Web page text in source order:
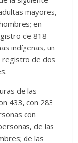
mayores,
en
de 818
indígenas, un
registro de dos
de las
433, con 283
con
de las
de las